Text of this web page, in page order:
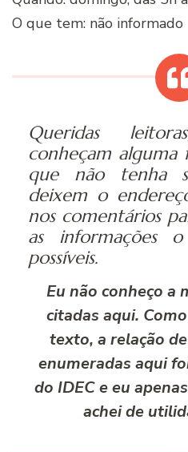
O que tem: não informado
Queridas
conheçam alguma
que não tenha
deixem o
nos comentários
as informações
possíveis.
Eu não conheço a
citadas aqui.
texto, a relação
enumeradas aqui
do IDEC e eu
achei de